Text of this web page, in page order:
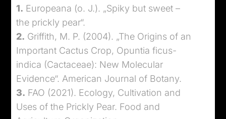
1. Europeana (o. J.). „Spiky but sweet –
the prickly pear“.
2. Griffith, M. P. (2004). „The Origins of an
Important Cactus Crop, Opuntia ficus-
indica (Cactaceae): New Molecular
Evidence“. American Journal of Botany.
3. FAO (2021). Ecology, Cultivation and
Uses of the Prickly Pear. Food and